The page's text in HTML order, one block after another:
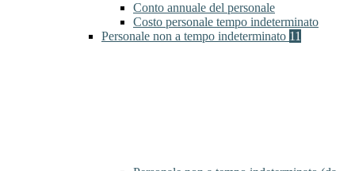
Conto annuale del personale
Costo personale tempo indeterminato
Personale non a tempo indeterminato 11